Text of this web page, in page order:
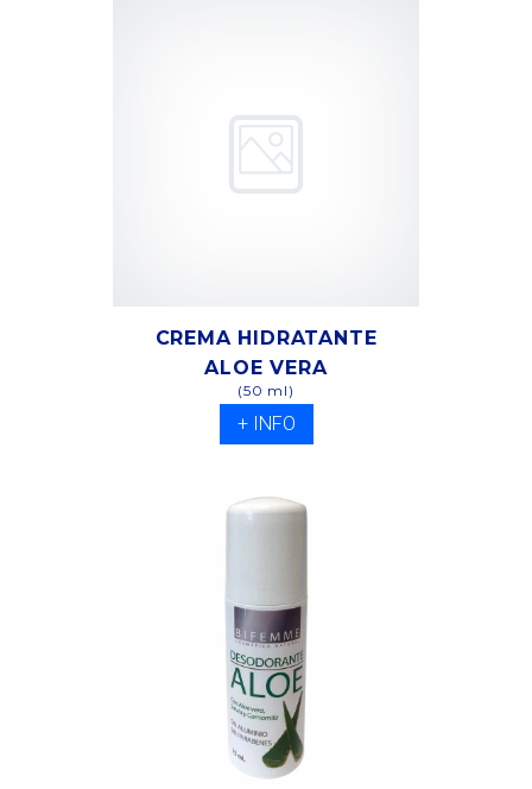
CREMA HIDRATANTE
ALOE VERA
(50 ml)
+ INFO